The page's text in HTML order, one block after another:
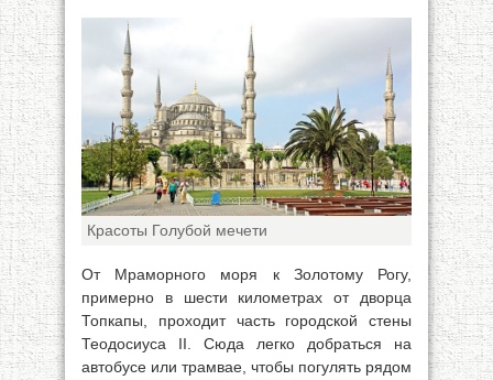
Красоты Голубой мечети
От Мраморного моря к Золотому Рогу,
примерно в шести километрах от дворца
Топкапы, проходит часть городской стены
Теодосиуса II. Сюда легко добраться на
автобусе или трамвае, чтобы погулять рядом